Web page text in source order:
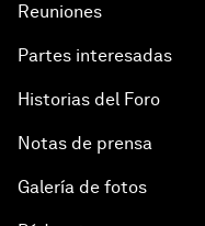
Reuniones
Partes interesadas
Historias del Foro
Notas de prensa
Galería de fotos